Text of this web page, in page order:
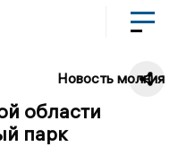
Новость молния
области
парк